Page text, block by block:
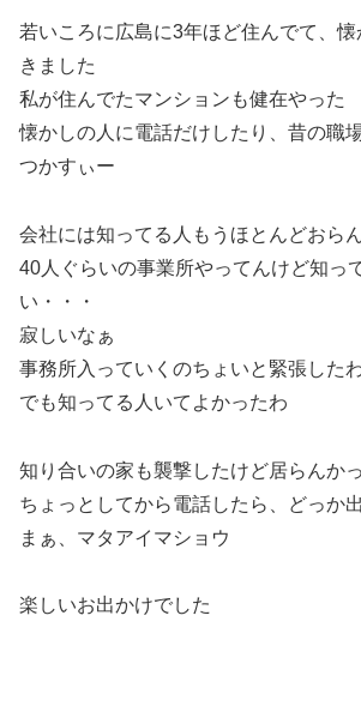
若いころに広島に3年ほど住んでて、
きました
私が住んでたマンションも健在やった
懐かしの人に電話だけしたり、昔の職
つかすぃー
会社には知ってる人もうほとんどおら
40人ぐらいの事業所やってんけど知っ
い・・・
寂しいなぁ
事務所入っていくのちょいと緊張した
でも知ってる人いてよかったわ
知り合いの家も襲撃したけど居らんか
ちょっとしてから電話したら、どっか
まぁ、マタアイマショウ
楽しいお出かけでした